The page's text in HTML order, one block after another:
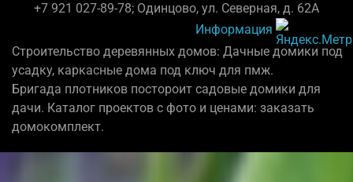
+7 921 027-89-78; Одинцово, ул. Северная, д. 62А
Информация
Строительство деревянных домов: Дачные домики под
усадку, каркасные дома под ключ для пмж.
Бригада плотников постороит садовые домики для
дачи. Каталог проектов с фото и ценами: заказать
домокомплект.